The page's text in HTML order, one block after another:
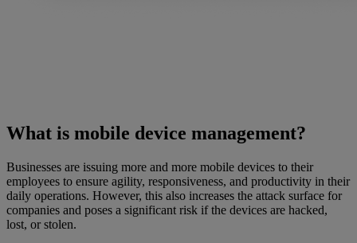
What is mobile device management?
Businesses are issuing more and more mobile devices to their
employees to ensure agility, responsiveness, and productivity in their
daily operations. However, this also increases the attack surface for
companies and poses a significant risk if the devices are hacked,
lost, or stolen.